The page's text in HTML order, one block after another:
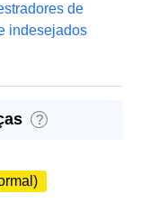
de
indesejados
?